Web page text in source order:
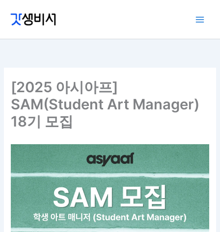
로
[2025 아시아프]
SAM(Student Art Manager)
18기 모집